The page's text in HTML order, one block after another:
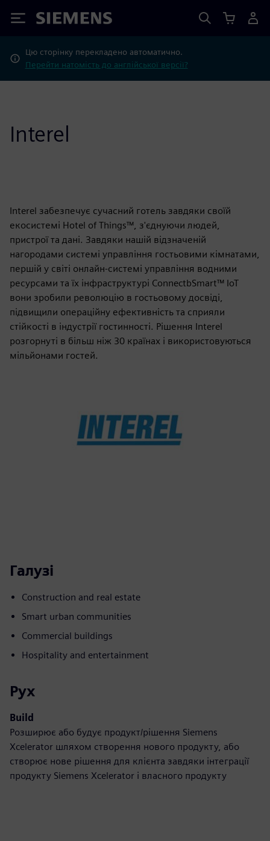
Siemens
Цю сторінку перекладено автоматично.
Перейти натомість до англійської версії?
Interel
Interel забезпечує сучасний готель завдяки своїй
екосистемі Hotel of Things™, з'єднуючи людей,
пристрої та дані. Завдяки нашій відзначеній
нагородами системі управління гостьовими кімнатами,
першій у світі онлайн-системі управління водними
ресурсами та їх інфраструктурі ConnectbSmart™ IoT
вони зробили революцію в гостьовому досвіді,
підвищили операційну ефективність та сприяли
стійкості в індустрії гостинності. Рішення Interel
розгорнуті в більш ніж 30 країнах і використовуються
мільйонами гостей.
Галузі
Construction and real estate
Smart urban communities
Commercial buildings
Hospitality and entertainment
Рух
Build
Розширює або будує продукт/рішення Siemens
Xcelerator шляхом створення нового продукту, або
створює нове рішення для клієнта завдяки інтеграції
продукту Siemens Xcelerator і власного продукту